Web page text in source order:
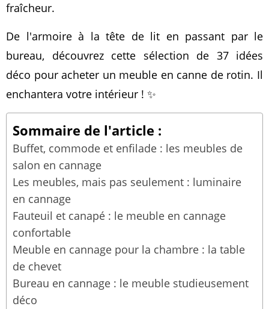
fraîcheur.
De l'armoire à la tête de lit en passant par le
bureau, découvrez cette sélection de 37 idées
déco pour acheter un meuble en canne de rotin. Il
enchantera votre intérieur ! ✨
Sommaire de l'article :
Buffet, commode et enfilade : les meubles de
salon en cannage
Les meubles, mais pas seulement : luminaire
en cannage
Fauteuil et canapé : le meuble en cannage
confortable
Meuble en cannage pour la chambre : la table
de chevet
Bureau en cannage : le meuble studieusement
déco